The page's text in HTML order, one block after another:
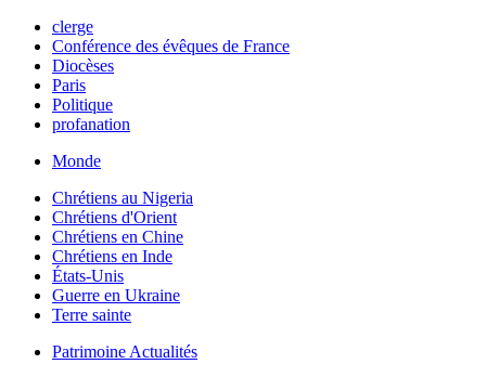
clerge
Conférence des évêques de France
Diocèses
Paris
Politique
profanation
Monde
Chrétiens au Nigeria
Chrétiens d'Orient
Chrétiens en Chine
Chrétiens en Inde
États-Unis
Guerre en Ukraine
Terre sainte
Patrimoine Actualités